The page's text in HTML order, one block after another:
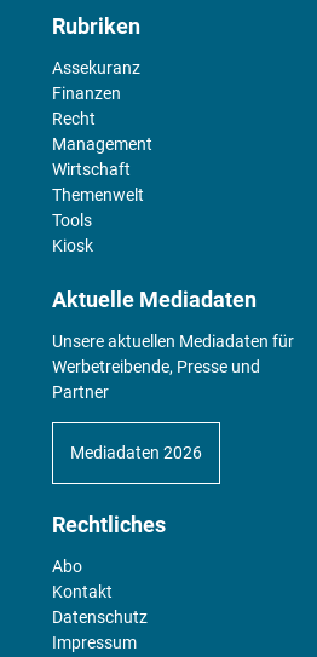
Rubriken
Assekuranz
Finanzen
Recht
Management
Wirtschaft
Themenwelt
Tools
Kiosk
Aktuelle Mediadaten
Unsere aktuellen Mediadaten für
Werbetreibende, Presse und
Partner
Mediadaten 2026
Rechtliches
Abo
Kontakt
Datenschutz
Impressum